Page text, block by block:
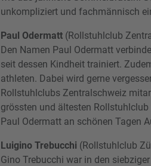
unkompliziert und fachmännisch
Paul Odermatt (Rollstuhlclub
Den Namen Paul Odermatt
seit dessen Kindheit trainiert.
athleten. Dabei wird gerne
Rollstuhlclubs Zentralschweiz
grössten und ältesten
Paul Odermatt an schönen Tagen
Luigino Trebucchi (Rollstuhlclub
Gino Trebucchi war in den